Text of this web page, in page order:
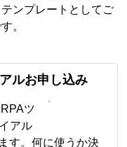
ンプレートとしてご
。
ルお申し込み
ツ
アル
す。何に使うか決